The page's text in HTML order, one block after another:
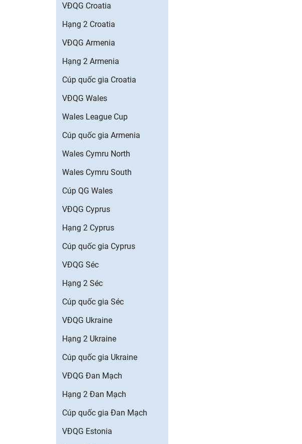
VĐQG Croatia
Hạng 2 Croatia
VĐQG Armenia
Hạng 2 Armenia
Cúp quốc gia Croatia
VĐQG Wales
Wales League Cup
Cúp quốc gia Armenia
Wales Cymru North
Wales Cymru South
Cúp QG Wales
VĐQG Cyprus
Hạng 2 Cyprus
Cúp quốc gia Cyprus
VĐQG Séc
Hạng 2 Séc
Cúp quốc gia Séc
VĐQG Ukraine
Hạng 2 Ukraine
Cúp quốc gia Ukraine
VĐQG Đan Mạch
Hạng 2 Đan Mạch
Cúp quốc gia Đan Mạch
VĐQG Estonia